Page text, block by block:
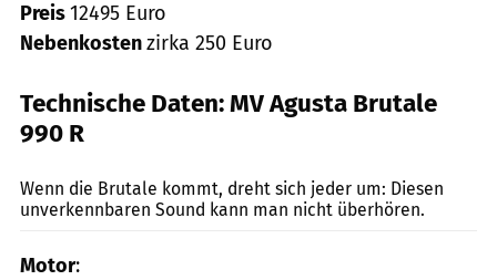
Preis12495 Euro
Nebenkostenzirka 250 Euro
Technische Daten: MV Agusta Brutale
990 R
Wenn die Brutale kommt, dreht sich jeder um: Diesen
unverkennbaren Sound kann man nicht überhören.
Motor: